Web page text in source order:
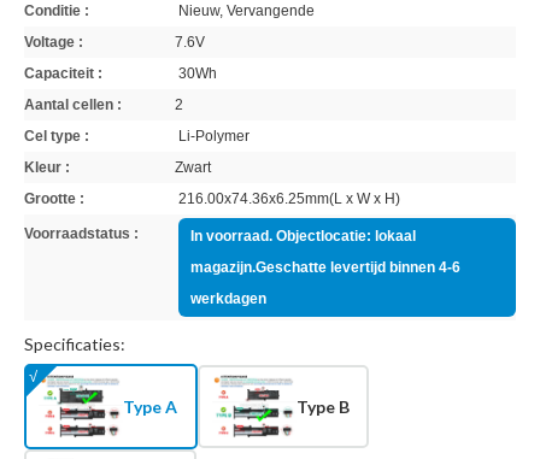
Conditie :
Nieuw, Vervangende
Voltage :
7.6V
Capaciteit :
30Wh
Aantal cellen :
2
Cel type :
Li-Polymer
Kleur :
Zwart
Grootte :
216.00x74.36x6.25mm(L x W x H)
Voorraadstatus :
In voorraad. Objectlocatie: lokaal
magazijn.Geschatte levertijd binnen 4-6
werkdagen
Specificaties:
Type A Type B